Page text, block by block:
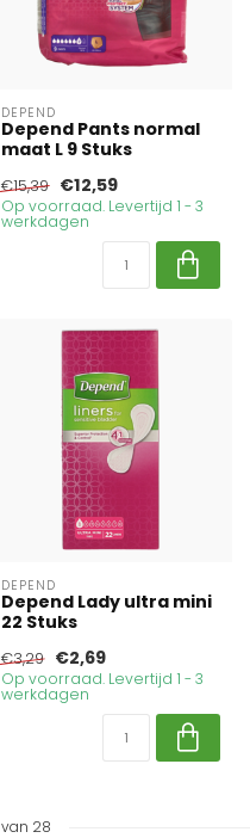
DEPEND
Depend Pants normal
maat L 9 Stuks
€15,39 €12,59
Op voorraad. Levertijd 1 - 3
werkdagen
DEPEND
Depend Lady ultra mini
22 Stuks
€3,29 €2,69
Op voorraad. Levertijd 1 - 3
werkdagen
van 28